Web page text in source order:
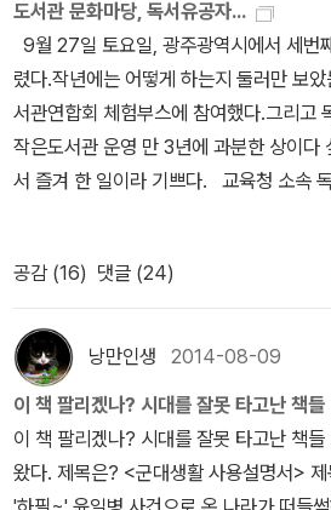
돌연변이를 다룬 괴물 영화도 이 공식에서
화에서는 괴수'는 방사능 누출 때문에 탄
실 꼼꼼하게 따지고 들면 괴물은 인간 욕
나는 항상 새빨간 반골 정신으로 ' 피조물
은 기존 질서를 파괴하는 존재'로 묘사
질서를 파괴하는 존재가 아니라 낡은 질
복원하는 존재'다. 가족은 괴물에 의해 파
역설적이지만 괴물이 가족에게 선물한
을 인용하자면 인류의 탄생은 아버지 살
아버지는 힘을 가진 아들을 두려워한다.
한다. 조폭의 우아한 세계를 들여다보면
은 2인자'가 아니라 자신이 믿었던 꼬붕에
등 뒤에 칼빵을 놓을망정 앞가슴에 칼을
분 자신이 믿었던 아들(꼬붕)에게 살해당
또한 풍부하여야 한다. 임기응변도 강해
며, 상대측 공격에 흥분하지도 않아야 한
야 한다. 5학년인데도 나름 준비를 많이
적절히 대답 하는 것을 보니 참 기특하였
을 때 일대일 토론을 해봤는데 참 힘들었
론하며 자라는 아이와 그렇지 못한 아이
분명하다. 자기의 생각만 옳다고 주장하는
주장과 근거도 자세히 들어야 하고, 예의
세우는 근거가 명확하고 말 또한 조리 있
생각이 바뀔 수도 있다. 생각이 바뀐 것에
을 뿐더러 자신의 주장이 받아들여지지 않
다. 우리는 정치판에서 여야의원이 서로
어가며 때로는 폭력도 행사하면서 자신의
탕으로 세 달 전부터 일정을 확정하고 진
한 사람들이 행사가 겹치다 보니 차질이
해야 되는데.... ㅠ 늘푸른은 걱정인형 만
나는 독서골든벨 OX 퀴즈를 진행한다.
기, 인권, 환경, 역사 인물과 고전으로 분
우리는 모두 소중해요> <아파트 옆 작
> 어린이에게 책 읽을 동기부여 의미로
도서는 어떤 출판사 책이든 관계없고, 혹
이지만, 그래도 책을 다 읽은 사람이 최종
정한다. *특별히 출판사에서 리
퍼도서나 재고도서를 지원해주기로 했는
0권을 보내주셨고,창비에서는 어제 두 상
사계절과 문학동네에서는 오늘 낼쯤 오지
염치불구하고 문자로 부탁드렸는데 흔쾌
도서관 문화마당, 독서유공자...
9월 27일 토요일, 광주광역시에서 세번
렸다.작년에는 어떻게 하는지 둘러만 보
서관연합회 체험부스에 참여했다.그리고
작은도서관 운영 만 3년에 과분한 상이다
서 즐겨 한 일이라 기쁘다. 교육청 소속
로 상을 받아서 나는 네번째였다.올해는
안하셨다. 작년에는 다 오셨는데... 더 중
동네 자치위원장님이 초선으로 시의회에
자리에 앉아 단상에 오른 나를 보고 수신
하고... 시립도서관장님과 체험부스를 돌
구작은도서관 연합회장과 광주시연합회장
.... 한 식구는 이래서 좋다. 광산구연합
에 숲체험 프로그램을 진행하고 숲해설가
공감 (16) 댓글 (24)
낭만인생 2014-08-09
이 책 팔리겠나? 시대를 잘못 타고난 책들
이 책 팔리겠나? 시대를 잘못 타고난 책
왔다. 제목은? <군대생활 사용설명서>